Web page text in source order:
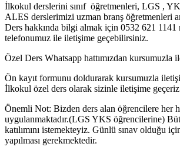
İlkokul derslerini sınıf öğretmenleri, LGS ,
ALES derslerimizi uzman branş öğretmenleri
Ders hakkında bilgi almak için 0532 621 1141
telefonumuz ile iletişime geçebilirsiniz.
Özel Ders Whatsapp hattımızdan kursumuzla
Ön kayıt formunu doldurarak kursumuzla
İlkokul özel ders olarak sizinle iletişime
Önemli Not: Bizden ders alan öğrencilere her
uygulanmaktadır.(LGS YKS öğrencilerine)
katılımını istemekteyiz. Günlü sınav olduğu
yapılması gerekmektedir.